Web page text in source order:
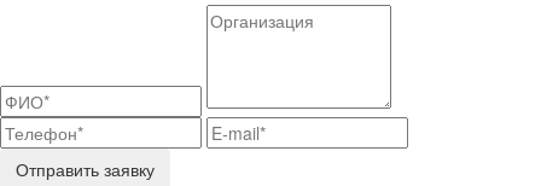
Отправить заявку